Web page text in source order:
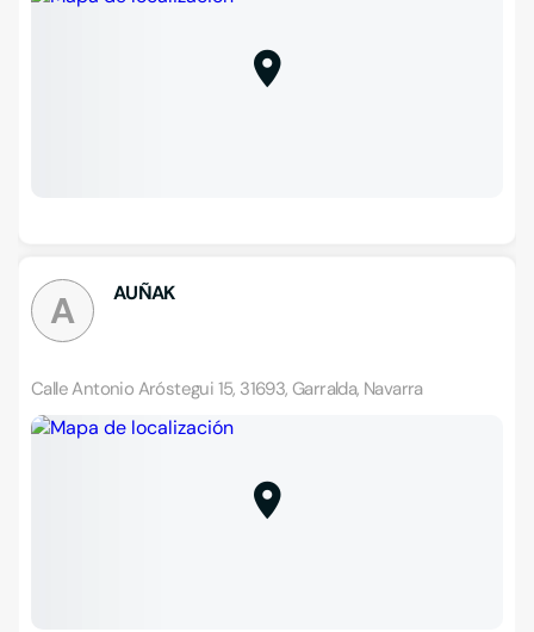
A AUÑAK
Calle Antonio Aróstegui 15, 31693, Garralda, Navarra